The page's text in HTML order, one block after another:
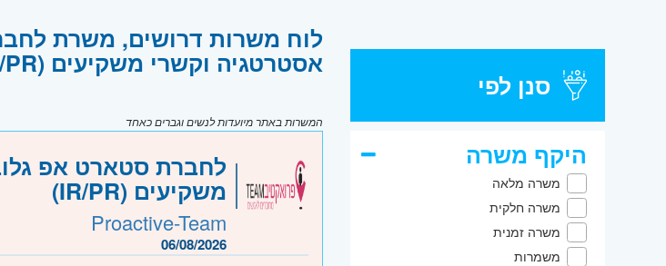
סנן לפי
היקף משרה
משרה מלאה
משרה חלקית
משרה זמנית
משמרות
לוח משרות דרושים, משרת
אסטרטגיה וקשרי משקיעים (IR/PR)
המשרות באתר מיועדות לנשים וגברים כאחד
לחברת סטארט אפ
משקיעים (IR/PR)
Proactive-Team
06/08/2026